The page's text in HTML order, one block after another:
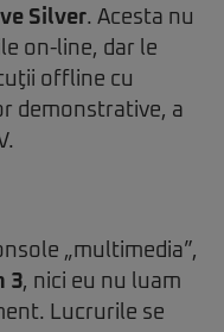
Silver. Acesta nu
on-line, dar le
offline cu
demonstrative, a
„multimedia”,
3, nici eu nu luam
Lucrurile se